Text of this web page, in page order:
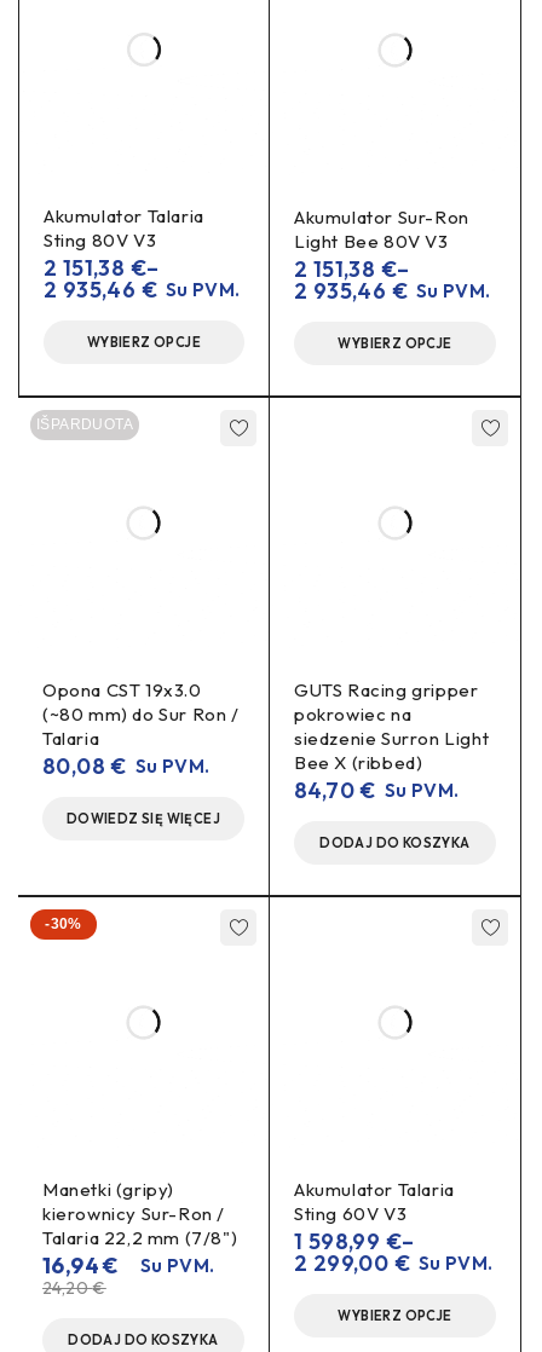
Akumulator Talaria
Sting 80V V3
2 151,38 €–
2 935,46 € Su PVM.
WYBIERZ OPCJE
Akumulator Sur-Ron
Light Bee 80V V3
2 151,38 €–
2 935,46 € Su PVM.
WYBIERZ OPCJE
IŠPARDUOTA
Opona CST 19x3.0
(~80 mm) do Sur Ron /
Talaria
80,08€ Su PVM.
DOWIEDZ SIĘ WIĘCEJ
GUTS Racing gripper
pokrowiec na
siedzenie Surron Light
Bee X (ribbed)
84,70€ Su PVM.
DODAJ DO KOSZYKA
-30%
Manetki (gripy)
kierownicy Sur-Ron /
Talaria 22,2 mm (7/8")
24,20€
16,94€ Su PVM.
DODAJ DO KOSZYKA
Akumulator Talaria
Sting 60V V3
1 598,99 €–
2 299,00 € Su PVM.
WYBIERZ OPCJE